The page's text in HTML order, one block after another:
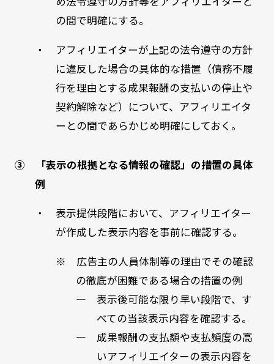
の間で明確にする。
・ アフィリエイターが上記の法令遵守の方針
に違反した場合の具体的な措置（債務不履
行を理由とする成果報酬の支払いの停止や
契約解除など）について、アフィリエイタ
ーとの間であらかじめ明確にしておく。
③ 「表示の根拠となる情報の確認」の措置の具体
例
・ 表示提供段階において、アフィリエイター
が作成した表示内容を事前に確認する。
※ 広告主の人員体制等の理由でその確認
の徹底が困難である場合の措置の例
― 表示後可能な限り早い段階で、す
べての当該表示内容を確認する。
― 成果報酬の支払額や支払頻度の高
いアフィリエイターの表示内容を